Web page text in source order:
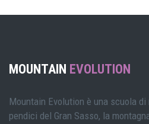
MOUNTAIN EVOLUTION
Mountain Evolution è una scuola
pendici del Gran Sasso, la